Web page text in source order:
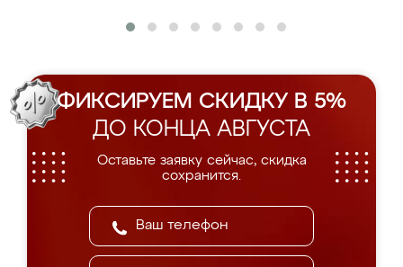
ФИКСИРУЕМ СКИДКУ В 5%
ДО КОНЦА АВГУСТА
Оставьте заявку сейчас, скидка
сохранится.